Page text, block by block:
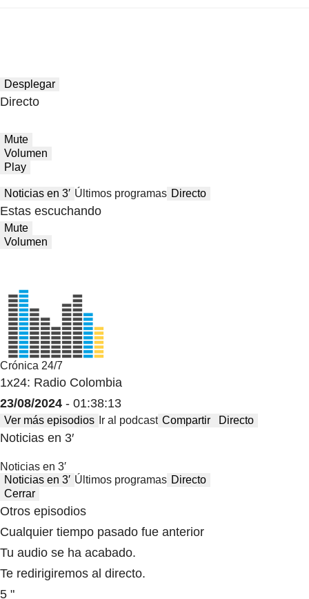
Desplegar
Directo
Mute
Volumen
Play
Noticias en 3′ Últimos programas Directo
Estas escuchando
Mute
Volumen
Crónica 24/7
1x24: Radio Colombia
23/08/2024 - 01:38:13
Ver más episodios Ir al podcast Compartir Directo
Noticias en 3′
Noticias en 3′
Noticias en 3′ Últimos programas Directo
Cerrar
Otros episodios
Cualquier tiempo pasado fue anterior
Tu audio se ha acabado.
Te redirigiremos al directo.
5 "